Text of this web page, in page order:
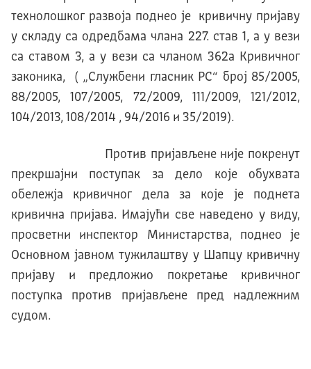
технолошког развоја поднео је кривичну пријаву
у складу са одредбама члана 227. став 1, а у вези
са ставом 3, а у вези са чланом 362а Кривичног
законика, ( „Службени гласник РС“ број 85/2005,
88/2005, 107/2005, 72/2009, 111/2009, 121/2012,
104/2013, 108/2014 , 94/2016 и 35/2019).
Против пријављене није покренут
прекршајни поступак за дело које обухвата
обележја кривичног дела за које је поднета
кривична пријава. Имајући све наведено у виду,
просветни инспектор Министарства, поднео је
Основном јавном тужилаштву у Шапцу кривичну
пријаву и предложио покретање кривичног
поступка против пријављене пред надлежним
судом.